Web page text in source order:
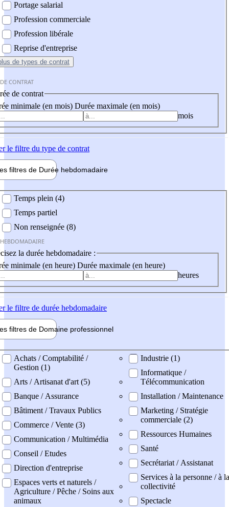
Portage salarial
Profession commerciale
Profession libérale
Reprise d'entreprise
de types de contrat
CONTRAT
de contrat
minimale (en mois) Durée maximale (en mois)
mois
le filtre du type de contrat
filtres de Durée hebdomadaire
Temps plein (4)
Temps partiel
Non renseignée (8)
la durée hebdomadaire :
minimale (en heure) Durée maximale (en heure)
heures
le filtre de durée hebdomadaire
filtres de Domaine professionnel
professionel
Achats / Comptabilité /
Gestion (1)
Arts / Artisanat d'art (5)
Banque / Assurance
Bâtiment / Travaux Publics
Commerce / Vente (3)
Communication / Multimédia
Conseil / Etudes
Direction d'entreprise
Espaces verts et naturels /
Agriculture / Pêche / Soins aux
animaux
Industrie (1)
Informatique /
Télécommunication
Installation / Maintenance
Marketing / Stratégie
commerciale (2)
Ressources Humaines
Santé
Secrétariat / Assistanat
Services à la personne / à la
collectivité
Spectacle